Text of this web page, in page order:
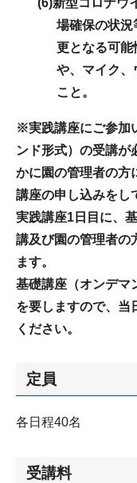
(6)新型コロナウ
場確保の状況
更となる可能
や、マイク、
こと。
※実践講座にご参加
ンド形式）の受講が
かに園の管理者の方
講座の申し込みをし
実践講座1日目に、
講及び園の管理者の
ます。
基礎講座（オンデマ
を要しますので、当
ください。
定員
各日程40名
受講料